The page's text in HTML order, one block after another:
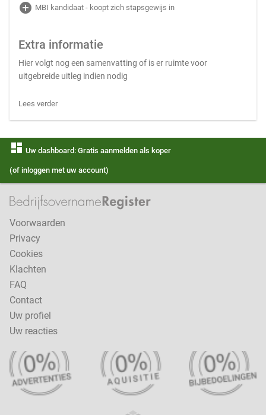
add_circle MBI kandidaat - koopt zich stapsgewijs in
Extra informatie
Hier volgt nog een samenvatting of is er ruimte voor
uitgebreide uitleg indien nodig
Lees verder
dashboard Uw dashboard: Gratis aanmelden als koper
(of inloggen met uw account)
Voorwaarden
Privacy
Cookies
Klachten
FAQ
Contact
Uw profiel
Uw reacties